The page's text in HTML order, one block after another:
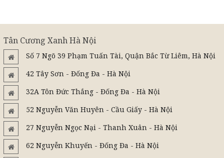
Tân Cương Xanh Hà Nội
Số 7 Ngõ 39 Phạm Tuấn Tài, Quận Bắc Từ Liêm, Hà Nội
42 Tây Sơn - Đống Đa - Hà Nội
32A Tôn Đức Thắng - Đống Đa - Hà Nội
52 Nguyễn Văn Huyên - Cầu Giấy - Hà Nội
27 Nguyễn Ngọc Nại - Thanh Xuân - Hà Nội
62 Nguyễn Khuyến - Đống Đa - Hà Nội